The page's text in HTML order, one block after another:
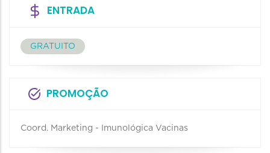
ENTRADA
GRATUITO
PROMOÇÃO
Coord. Marketing - Imunológica Vacinas